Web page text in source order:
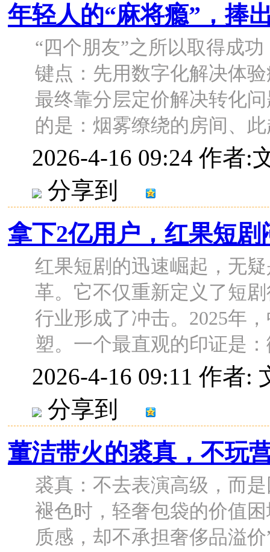
年轻人的“麻将瘾”，捧
“四个朋友”之所以取得成
键点：先用数字化解决体
最终靠分层定价解决转化
的是：烟雾缭绕的房间、
2026-4-16 09:24 作者:
分享到
拿下2亿用户，红果短剧
红果短剧的迅速崛起，无
革。它不仅重新定义了短
行业形成了冲击。2025年
塑。一个最直观的印证是
2026-4-16 09:11 作者:
分享到
董洁带火的裘真，不玩
裘真：不去表演高级，而
褪色时，轻奢包袋的价值
质感，却不承担奢侈品溢